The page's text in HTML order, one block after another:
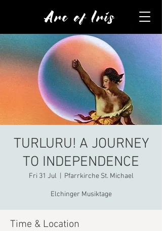
Arc of Iris
TURLURU! A JOURNEY
TO INDEPENDENCE
Fri 31 Jul Pfarrkirche St. Michael
Elchinger Musiktage
Time & Location